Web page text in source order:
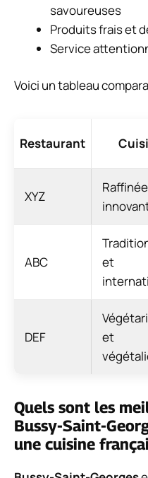
savoureuses
Produits frais et
Service
Voici un tableau
Restaurant
XYZ
ABC
et
DEF
et
Quels sont les
Bussy-Saint-
une cuisine